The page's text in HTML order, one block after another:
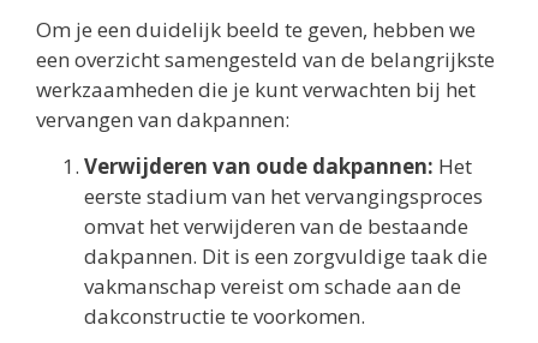
Om je een duidelijk beeld te geven, hebben we
een overzicht samengesteld van de belangrijkste
werkzaamheden die je kunt verwachten bij het
vervangen van dakpannen:
Verwijderen van oude dakpannen: Het
eerste stadium van het vervangingsproces
omvat het verwijderen van de bestaande
dakpannen. Dit is een zorgvuldige taak die
vakmanschap vereist om schade aan de
dakconstructie te voorkomen.